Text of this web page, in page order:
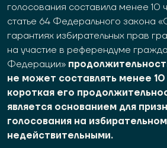
голосования составила менее 10
статье 64 Федерального закона
гарантиях избирательных прав
на участие в референдуме
Федерации»
не может составлять менее 10
короткая его
является основанием для
голосования на
недействительными.